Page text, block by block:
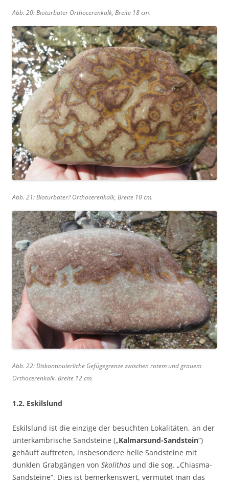
Abb. 20: Bioturbater Orthocerenkalk, Breite 18 cm.
Abb. 21: Bioturbater? Orthocerenkalk, Breite 10 cm.
Abb. 22: Diskontinuierliche Gefügegrenze zwischen rotem und grauem
Orthocerenkalk. Breite 12 cm.
1.2. Eskilslund
Eskilslund ist die einzige der besuchten Lokalitäten, an der
unterkambrische Sandsteine („Kalmarsund-Sandstein“)
gehäuft auftreten, insbesondere helle Sandsteine mit
dunklen Grabgängen von Skolithos und die sog. „Chiasma-
Sandsteine“. Dies ist bemerkenswert, vermutet man das